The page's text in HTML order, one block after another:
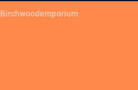
Birchwoodemporium